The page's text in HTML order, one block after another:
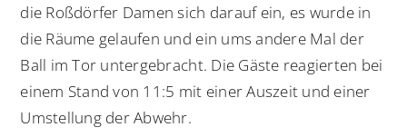
die Roßdörfer Damen sich darauf ein, es wurde in
die Räume gelaufen und ein ums andere Mal der
Ball im Tor untergebracht. Die Gäste reagierten bei
einem Stand von 11:5 mit einer Auszeit und einer
Umstellung der Abwehr.